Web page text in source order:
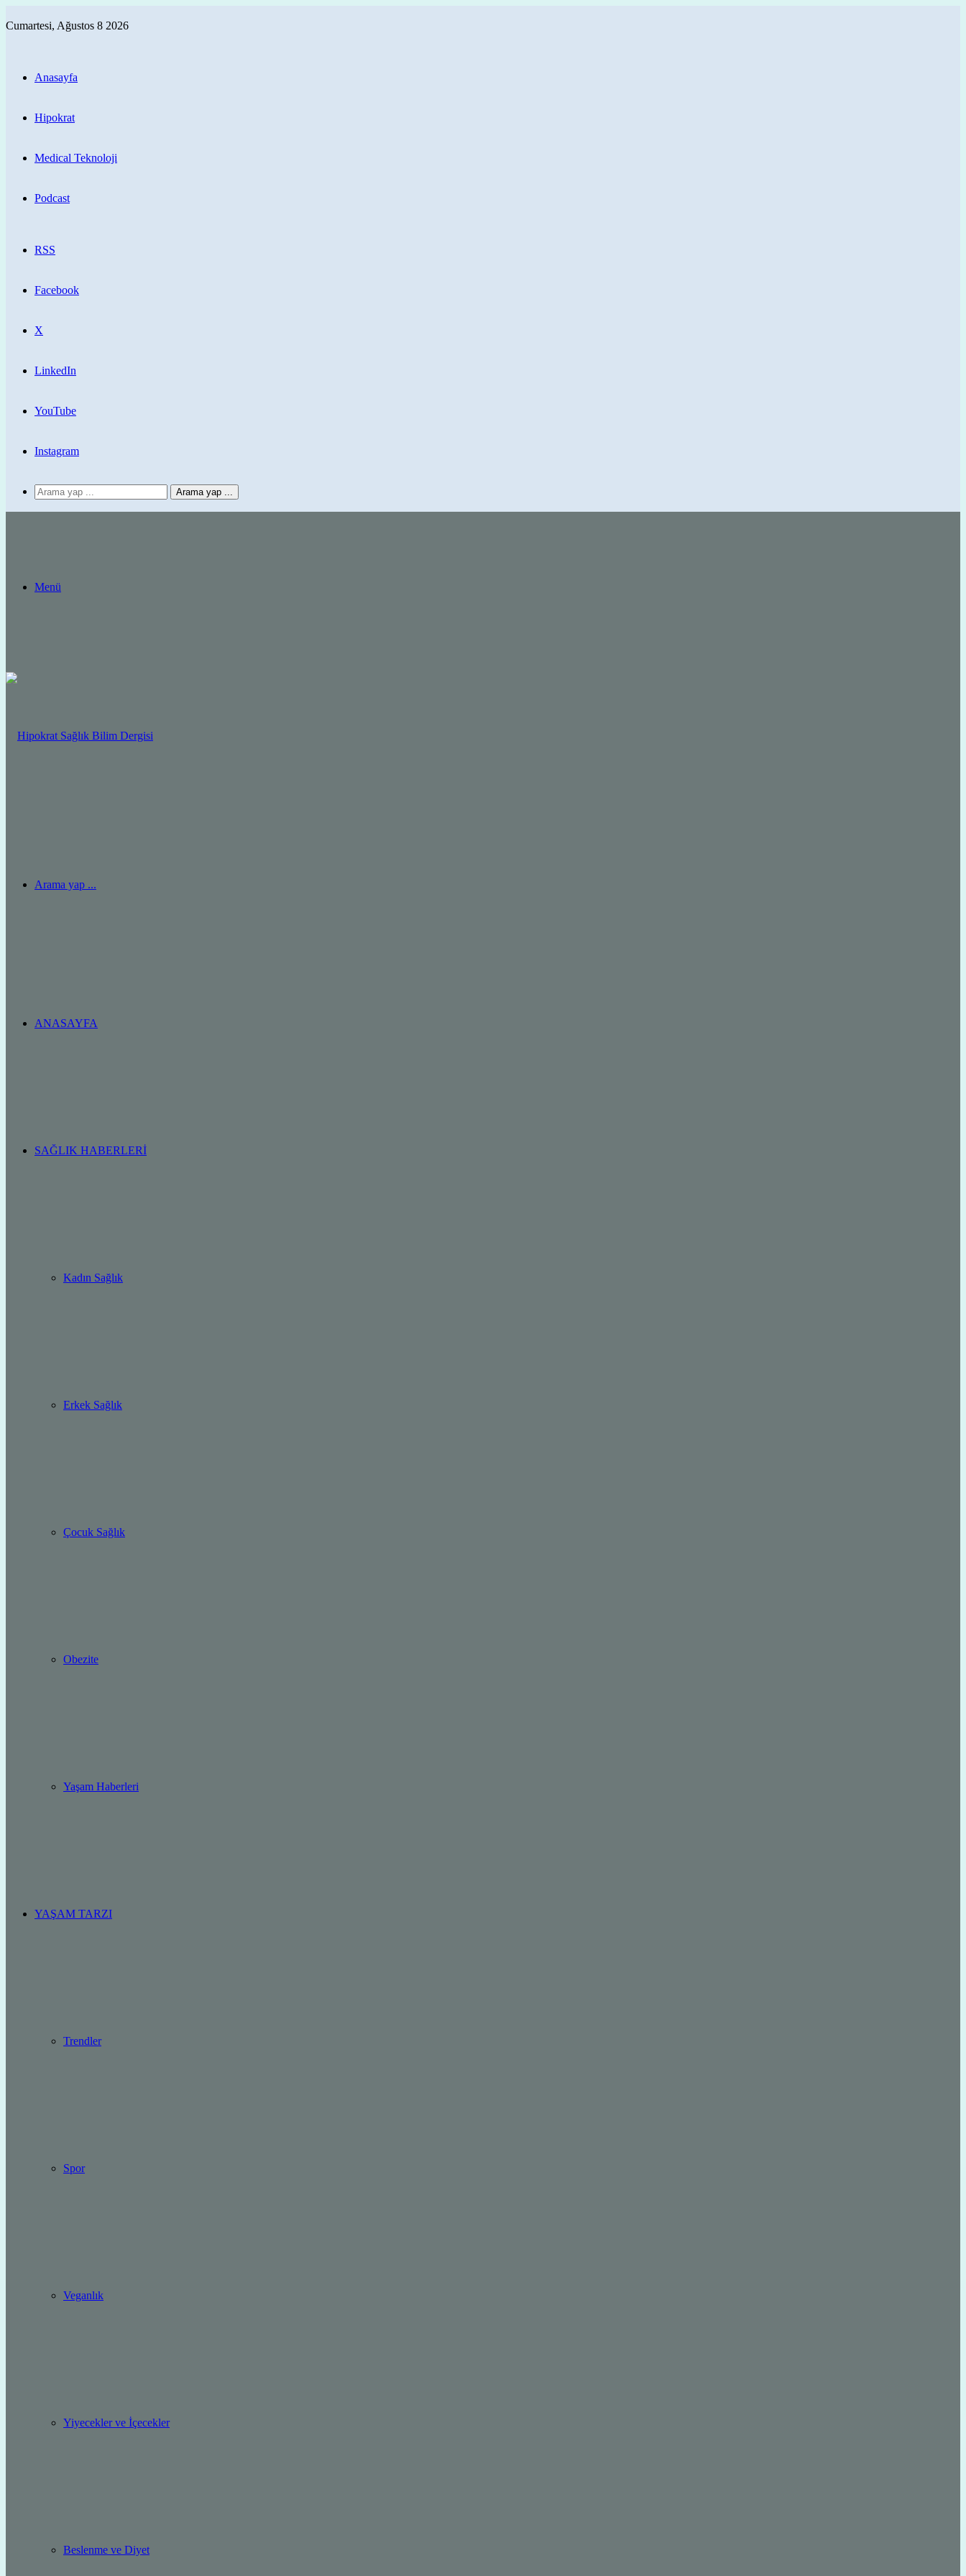
Cumartesi, Ağustos 8 2026
Anasayfa
Hipokrat
Medical Teknoloji
Podcast
RSS
Facebook
X
LinkedIn
YouTube
Instagram
Arama yap ...
Menü
Arama yap ...
ANASAYFA
SAĞLIK HABERLERI
Kadın Sağlık
Erkek Sağlık
Çocuk Sağlık
Obezite
Yaşam Haberleri
YAŞAM TARZI
Trendler
Spor
Veganlık
Yiyecekler ve İçecekler
Beslenme ve Diyet